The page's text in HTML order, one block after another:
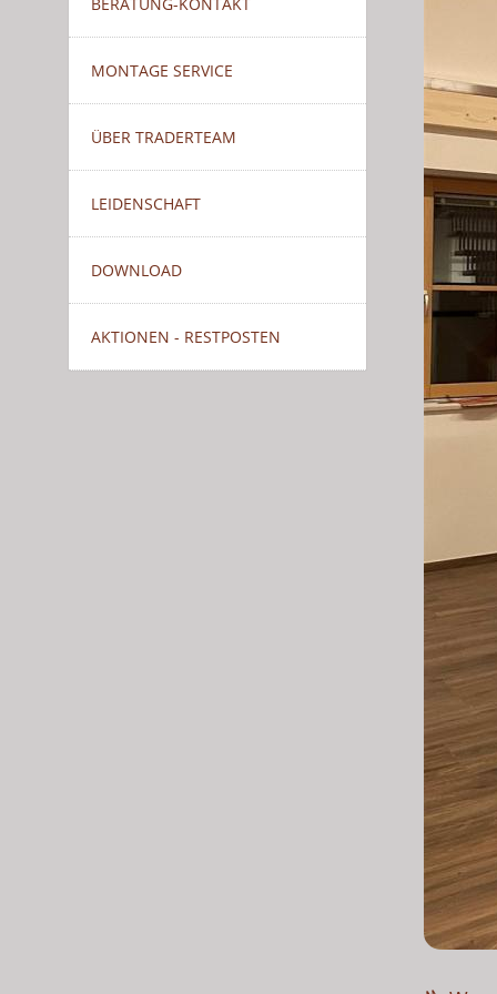
MONTAGE SERVICE
ÜBER TRADERTEAM
LEIDENSCHAFT
DOWNLOAD
AKTIONEN - RESTPOSTEN